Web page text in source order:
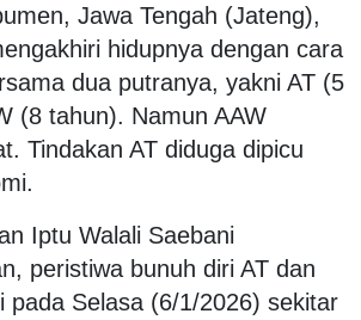
Jawa Tengah (Jateng),
hidupnya dengan cara
dua putranya, yakni AT (5
(8 tahun). Namun AAW
Tindakan AT diduga dipicu
Iptu Walali Saebani
peristiwa bunuh diri AT dan
pada Selasa (6/1/2026) sekitar